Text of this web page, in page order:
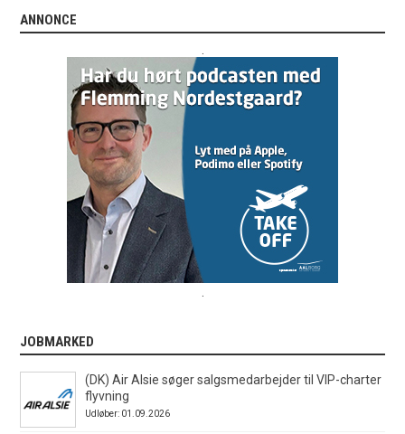
ANNONCE
JOBMARKED
(DK) Air Alsie søger salgsmedarbejder til VIP-charter
flyvning
Udløber: 01.09.2026